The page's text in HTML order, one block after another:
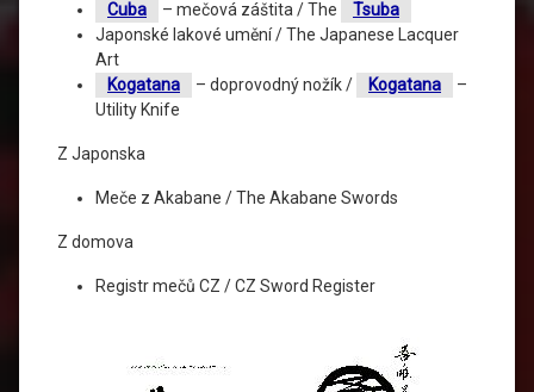
Cuba
– mečová záštita / The
Tsuba
Japonské lakové umění / The Japanese Lacquer
Art
Kogatana
– doprovodný nožík / Kogatana
–
Utility Knife
Z Japonska
Meče z Akabane / The Akabane Swords
Z domova
Registr mečů CZ / CZ Sword Register